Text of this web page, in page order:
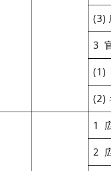
(3)
3
(1)
(2)
1
2